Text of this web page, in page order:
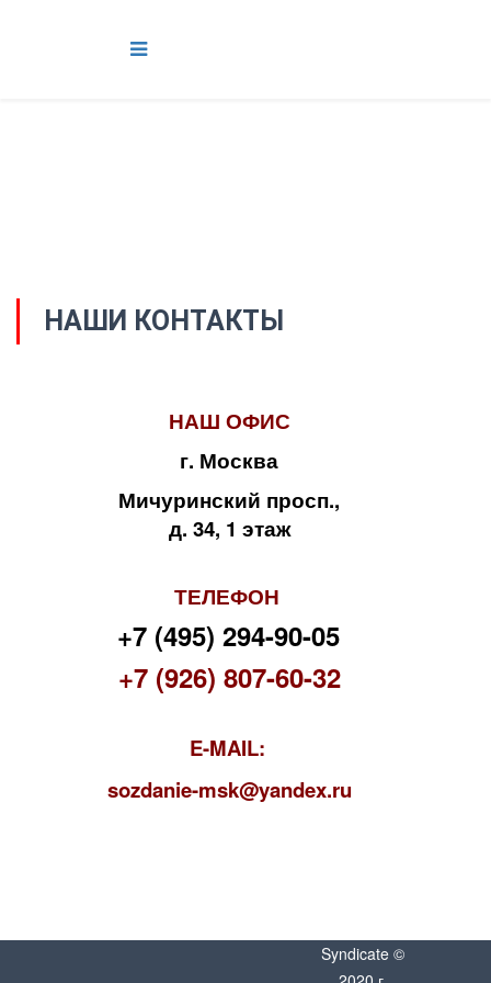
НАШИ КОНТАКТЫ
НАШ ОФИС
г. Москва
Мичуринский просп.,
д. 34, 1 этаж
ТЕЛЕФОН
+7 (495) 294-90-05
+7 (926) 807-60-32
E-MAIL:
sozdanie-msk@yandex.ru
Syndicate ©